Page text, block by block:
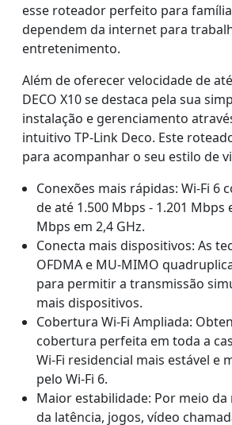
esse roteador perfeito para
dependem da internet para
entretenimento.
Além de oferecer velocidade de
DECO X10 se destaca pela sua
instalação e gerenciamento
intuitivo TP-Link Deco. Este
para acompanhar o seu estilo de
Conexões mais rápidas: Wi-Fi 6
de até 1.500 Mbps - 1.201 Mbps
Mbps em 2,4 GHz.
Conecta mais dispositivos: As
OFDMA e MU-MIMO
para permitir a transmissão
mais dispositivos.
Cobertura Wi-Fi Ampliada:
cobertura perfeita em toda a
Wi-Fi residencial mais estável e
pelo Wi-Fi 6.
Maior estabilidade: Por meio
da latência, jogos, vídeo